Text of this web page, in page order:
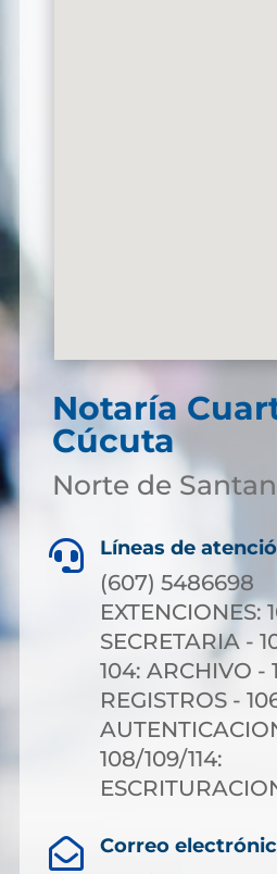
Notaría
Cúcuta
Norte de
 Líneas de
(607) 5486698
EXTENCIONES:
SECRETARIA -
104: ARCHIVO -
REGISTROS -
108/109/114:
 Correo